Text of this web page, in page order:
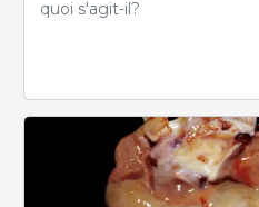
quoi s'agit-il?